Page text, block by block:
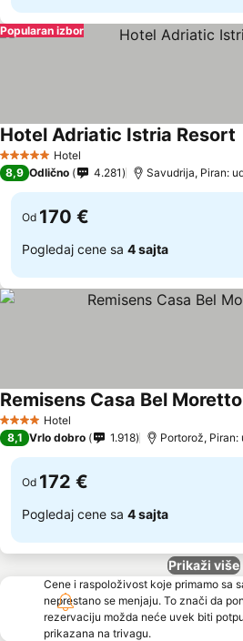
Popularan izbor
5 ZvezdiceHotel
Hotel Adriatic Istria Resort
8,9 Odlično 4.281 Savudrija, Piran:
Od 170 €
Pogledaj cene sa 4 sajta
4 ZvezdiceHotel
Remisens Casa Bel
8,1 Vrlo dobro 1.918 Portorož, Piran:
Od 172 €
Pogledaj cene sa 4 sajta
Prikaži više
Cene i raspoloživost koje primamo sa
neprestano se menjaju. To znači da
rezervaciju možda neće uvek biti
prikazana na trivagu.